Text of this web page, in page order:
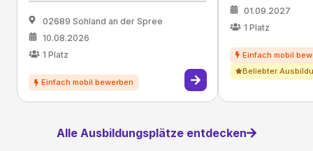
02689 Sohland an der Spree
10.08.2026
1 Platz
01.09.2027
1 Platz
Beliebter
Alle Ausbildungsplätze entdecken